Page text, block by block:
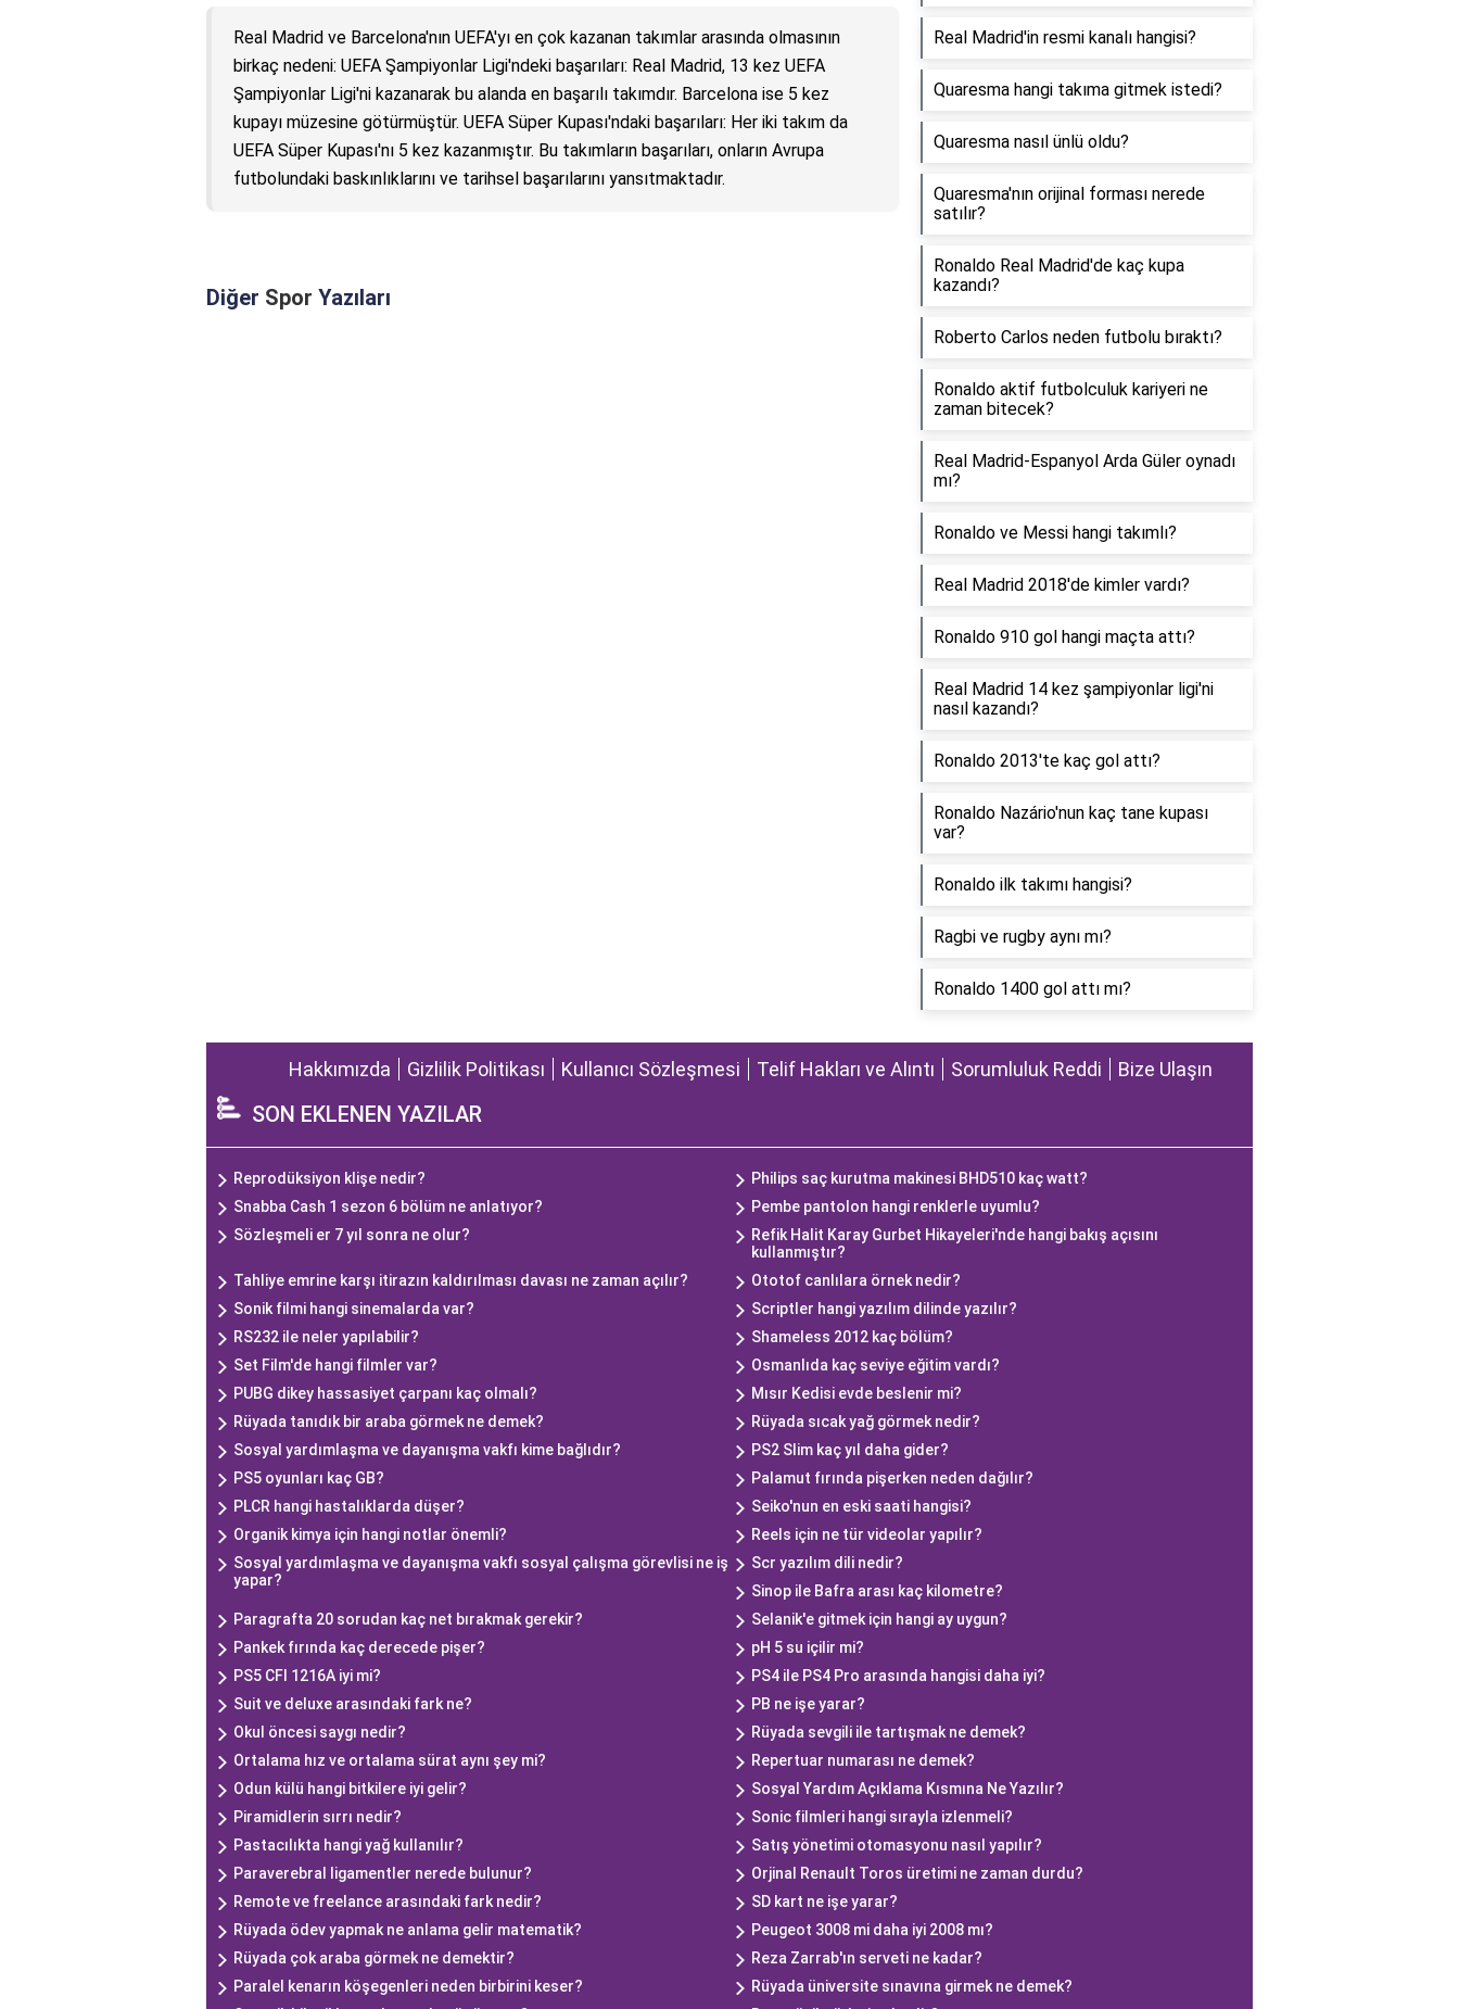
Real Madrid ve Barcelona'nın UEFA'yı en çok kazanan takımlar arasında olmasının
birkaç nedeni: UEFA Şampiyonlar Ligi'ndeki başarıları: Real Madrid, 13 kez UEFA
Şampiyonlar Ligi'ni kazanarak bu alanda en başarılı takımdır. Barcelona ise 5 kez
kupayı müzesine götürmüştür. UEFA Süper Kupası'ndaki başarıları: Her iki takım da
UEFA Süper Kupası'nı 5 kez kazanmıştır. Bu takımların başarıları, onların Avrupa
futbolundaki baskınlıklarını ve tarihsel başarılarını yansıtmaktadır.
Diğer Spor Yazıları
Real Madrid'in resmi kanalı hangisi?
Quaresma hangi takıma gitmek istedi?
Quaresma nasıl ünlü oldu?
Quaresma'nın orijinal forması nerede
satılır?
Ronaldo Real Madrid'de kaç kupa
kazandı?
Roberto Carlos neden futbolu bıraktı?
Ronaldo aktif futbolculuk kariyeri ne
zaman bitecek?
Real Madrid-Espanyol Arda Güler oynadı
mı?
Ronaldo ve Messi hangi takımlı?
Real Madrid 2018'de kimler vardı?
Ronaldo 910 gol hangi maçta attı?
Real Madrid 14 kez şampiyonlar ligi'ni
nasıl kazandı?
Ronaldo 2013'te kaç gol attı?
Ronaldo Nazário'nun kaç tane kupası
var?
Ronaldo ilk takımı hangisi?
Ragbi ve rugby aynı mı?
Ronaldo 1400 gol attı mı?
Hakkımızda Gizlilik Politikası Kullanıcı Sözleşmesi Telif Hakları ve Alıntı Sorumluluk Reddi Bize Ulaşın
SON EKLENEN YAZILAR
Reprodüksiyon klişe nedir?
Philips saç kurutma makinesi BHD510 kaç watt?
Snabba Cash 1 sezon 6 bölüm ne anlatıyor?
Pembe pantolon hangi renklerle uyumlu?
Sözleşmeli er 7 yıl sonra ne olur?
Refik Halit Karay Gurbet Hikayeleri'nde hangi bakış açısını
kullanmıştır?
Tahliye emrine karşı itirazın kaldırılması davası ne zaman açılır?
Ototof canlılara örnek nedir?
Sonik filmi hangi sinemalarda var?
Scriptler hangi yazılım dilinde yazılır?
RS232 ile neler yapılabilir?
Shameless 2012 kaç bölüm?
Set Film'de hangi filmler var?
Osmanlıda kaç seviye eğitim vardı?
PUBG dikey hassasiyet çarpanı kaç olmalı?
Mısır Kedisi evde beslenir mi?
Rüyada tanıdık bir araba görmek ne demek?
Rüyada sıcak yağ görmek nedir?
Sosyal yardımlaşma ve dayanışma vakfı kime bağlıdır?
PS2 Slim kaç yıl daha gider?
PS5 oyunları kaç GB?
Palamut fırında pişerken neden dağılır?
PLCR hangi hastalıklarda düşer?
Seiko'nun en eski saati hangisi?
Organik kimya için hangi notlar önemli?
Reels için ne tür videolar yapılır?
Sosyal yardımlaşma ve dayanışma vakfı sosyal çalışma görevlisi ne iş
yapar?
Scr yazılım dili nedir?
Sinop ile Bafra arası kaç kilometre?
Paragrafta 20 sorudan kaç net bırakmak gerekir?
Selanik'e gitmek için hangi ay uygun?
Pankek fırında kaç derecede pişer?
pH 5 su içilir mi?
PS5 CFI 1216A iyi mi?
PS4 ile PS4 Pro arasında hangisi daha iyi?
Suit ve deluxe arasındaki fark ne?
PB ne işe yarar?
Okul öncesi saygı nedir?
Rüyada sevgili ile tartışmak ne demek?
Ortalama hız ve ortalama sürat aynı şey mi?
Repertuar numarası ne demek?
Odun külü hangi bitkilere iyi gelir?
Sosyal Yardım Açıklama Kısmına Ne Yazılır?
Piramidlerin sırrı nedir?
Sonic filmleri hangi sırayla izlenmeli?
Pastacılıkta hangi yağ kullanılır?
Satış yönetimi otomasyonu nasıl yapılır?
Paraverebral ligamentler nerede bulunur?
Orjinal Renault Toros üretimi ne zaman durdu?
Remote ve freelance arasındaki fark nedir?
SD kart ne işe yarar?
Rüyada ödev yapmak ne anlama gelir matematik?
Peugeot 3008 mi daha iyi 2008 mı?
Rüyada çok araba görmek ne demektir?
Reza Zarrab'ın serveti ne kadar?
Paralel kenarın köşegenleri neden birbirini keser?
Rüyada üniversite sınavına girmek ne demek?